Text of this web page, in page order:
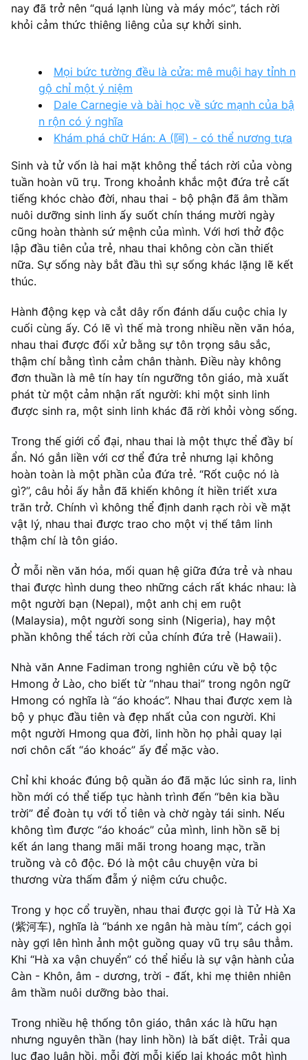
nay đã trở nên “quá lạnh lùng và máy móc”, tách rời
khỏi cảm thức thiêng liêng của sự khởi sinh.
Mọi bức tường đều là cửa: mê muội hay tỉnh n
gộ chỉ một ý niệm
Dale Carnegie và bài học về sức mạnh của bậ
n rộn có ý nghĩa
Khám phá chữ Hán: A (阿) - có thể nương tựa
Sinh và tử vốn là hai mặt không thể tách rời của vòng
tuần hoàn vũ trụ. Trong khoảnh khắc một đứa trẻ cất
tiếng khóc chào đời, nhau thai - bộ phận đã âm thầm
nuôi dưỡng sinh linh ấy suốt chín tháng mười ngày
cũng hoàn thành sứ mệnh của mình. Với hơi thở độc
lập đầu tiên của trẻ, nhau thai không còn cần thiết
nữa. Sự sống này bắt đầu thì sự sống khác lặng lẽ kết
thúc.
Hành động kẹp và cắt dây rốn đánh dấu cuộc chia ly
cuối cùng ấy. Có lẽ vì thế mà trong nhiều nền văn hóa,
nhau thai được đối xử bằng sự tôn trọng sâu sắc,
thậm chí bằng tình cảm chân thành. Điều này không
đơn thuần là mê tín hay tín ngưỡng tôn giáo, mà xuất
phát từ một cảm nhận rất người: khi một sinh linh
được sinh ra, một sinh linh khác đã rời khỏi vòng sống.
Trong thế giới cổ đại, nhau thai là một thực thể đầy bí
ẩn. Nó gắn liền với cơ thể đứa trẻ nhưng lại không
hoàn toàn là một phần của đứa trẻ. “Rốt cuộc nó là
gì?”, câu hỏi ấy hẳn đã khiến không ít hiền triết xưa
trăn trở. Chính vì không thể định danh rạch ròi về mặt
vật lý, nhau thai được trao cho một vị thế tâm linh
thậm chí là tôn giáo.
Ở mỗi nền văn hóa, mối quan hệ giữa đứa trẻ và nhau
thai được hình dung theo những cách rất khác nhau: là
một người bạn (Nepal), một anh chị em ruột
(Malaysia), một người song sinh (Nigeria), hay một
phần không thể tách rời của chính đứa trẻ (Hawaii).
Nhà văn Anne Fadiman trong nghiên cứu về bộ tộc
Hmong ở Lào, cho biết từ “nhau thai” trong ngôn ngữ
Hmong có nghĩa là “áo khoác”. Nhau thai được xem là
bộ y phục đầu tiên và đẹp nhất của con người. Khi
một người Hmong qua đời, linh hồn họ phải quay lại
nơi chôn cất “áo khoác” ấy để mặc vào.
Chỉ khi khoác đúng bộ quần áo đã mặc lúc sinh ra, linh
hồn mới có thể tiếp tục hành trình đến “bên kia bầu
trời” để đoàn tụ với tổ tiên và chờ ngày tái sinh. Nếu
không tìm được “áo khoác” của mình, linh hồn sẽ bị
kết án lang thang mãi mãi trong hoang mạc, trần
truồng và cô độc. Đó là một câu chuyện vừa bi
thương vừa thấm đẫm ý niệm cứu chuộc.
Trong y học cổ truyền, nhau thai được gọi là Tử Hà Xa
(紫河车), nghĩa là “bánh xe ngân hà màu tím”, cách gọi
này gợi lên hình ảnh một guồng quay vũ trụ sâu thẳm.
Khi “Hà xa vận chuyển” có thể hiểu là sự vận hành của
Càn - Khôn, âm - dương, trời - đất, khi mẹ thiên nhiên
âm thầm nuôi dưỡng bào thai.
Trong nhiều hệ thống tôn giáo, thân xác là hữu hạn
nhưng nguyên thần (hay linh hồn) là bất diệt. Trải qua
lục đạo luân hồi, mỗi đời mỗi kiếp lại khoác một hình